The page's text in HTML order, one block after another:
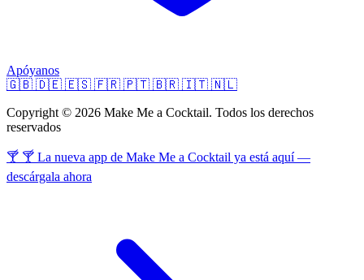
Apóyanos
🇬🇧 🇩🇪 🇪🇸 🇫🇷 🇵🇹 🇧🇷 🇮🇹 🇳🇱
Copyright © 2026 Make Me a Cocktail. Todos los derechos
reservados
🍸 🍸 La nueva app de Make Me a Cocktail ya está aquí —
descárgala ahora